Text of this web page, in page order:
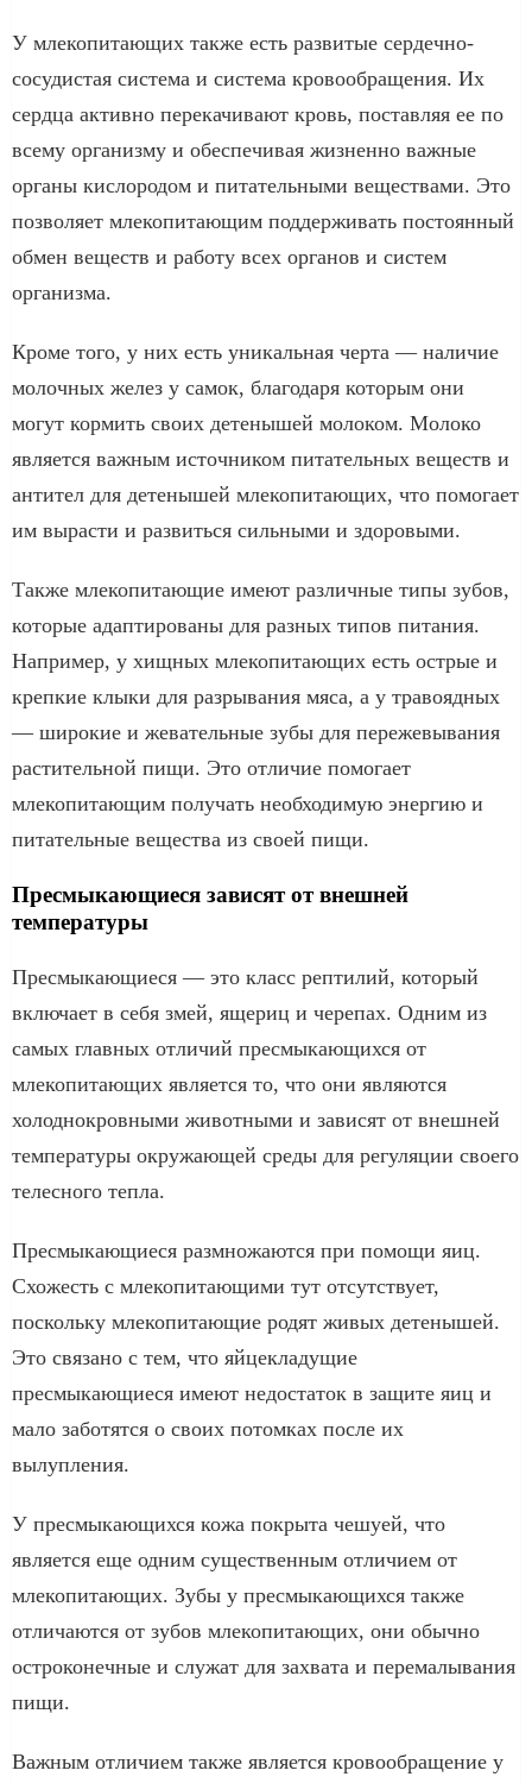
У млекопитающих также есть развитые сердечно-
сосудистая система и система кровообращения. Их
сердца активно перекачивают кровь, поставляя ее по
всему организму и обеспечивая жизненно важные
органы кислородом и питательными веществами. Это
позволяет млекопитающим поддерживать постоянный
обмен веществ и работу всех органов и систем
организма.
Кроме того, у них есть уникальная черта — наличие
молочных желез у самок, благодаря которым они
могут кормить своих детенышей молоком. Молоко
является важным источником питательных веществ и
антител для детенышей млекопитающих, что помогает
им вырасти и развиться сильными и здоровыми.
Также млекопитающие имеют различные типы зубов,
которые адаптированы для разных типов питания.
Например, у хищных млекопитающих есть острые и
крепкие клыки для разрывания мяса, а у травоядных
— широкие и жевательные зубы для пережевывания
растительной пищи. Это отличие помогает
млекопитающим получать необходимую энергию и
питательные вещества из своей пищи.
Пресмыкающиеся зависят от внешней
температуры
Пресмыкающиеся — это класс рептилий, который
включает в себя змей, ящериц и черепах. Одним из
самых главных отличий пресмыкающихся от
млекопитающих является то, что они являются
холоднокровными животными и зависят от внешней
температуры окружающей среды для регуляции своего
телесного тепла.
Пресмыкающиеся размножаются при помощи яиц.
Схожесть с млекопитающими тут отсутствует,
поскольку млекопитающие родят живых детенышей.
Это связано с тем, что яйцекладущие
пресмыкающиеся имеют недостаток в защите яиц и
мало заботятся о своих потомках после их
вылупления.
У пресмыкающихся кожа покрыта чешуей, что
является еще одним существенным отличием от
млекопитающих. Зубы у пресмыкающихся также
отличаются от зубов млекопитающих, они обычно
остроконечные и служат для захвата и перемалывания
пищи.
Важным отличием также является кровообращение у